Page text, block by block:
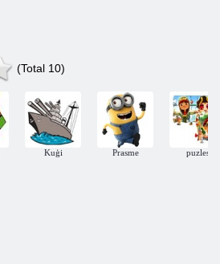
(Total 10)
Kuģi Prasme puzles